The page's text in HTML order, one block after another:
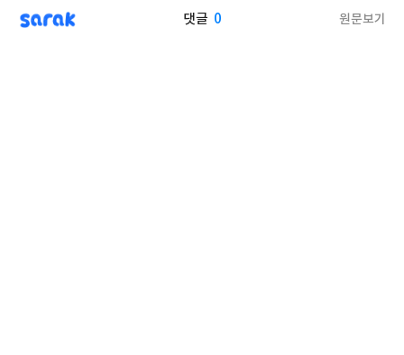
sarak 댓글 0 원문보기